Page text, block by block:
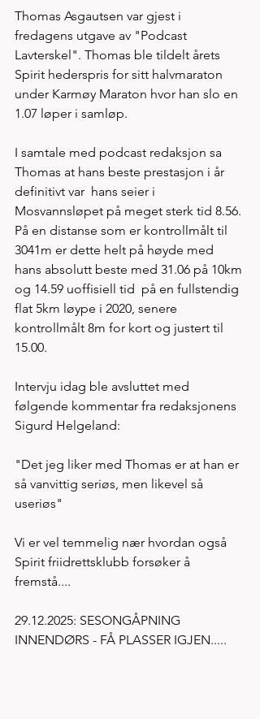
Thomas Asgautsen var gjest i
fredagens utgave av "Podcast
Lavterskel". Thomas ble tildelt årets
Spirit hederspris for sitt halvmaraton
under Karmøy Maraton hvor han slo en
1.07 løper i samløp.
I samtale med podcast redaksjon sa
Thomas at hans beste prestasjon i år
definitivt var  hans seier i
Mosvannsløpet på meget sterk tid 8.56.
På en distanse som er kontrollmålt til
3041m er dette helt på høyde med
hans absolutt beste med 31.06 på 10km
og 14.59 uoffisiell tid  på en fullstendig
flat 5km løype i 2020, senere
kontrollmålt 8m for kort og justert til
15.00.
Intervju idag ble avsluttet med
følgende kommentar fra redaksjonens
Sigurd Helgeland:
"Det jeg liker med Thomas er at han er
så vanvittig seriøs, men likevel så
useriøs"
Vi er vel temmelig nær hvordan også
Spirit friidrettsklubb forsøker å
fremstå....
29.12.2025: SESONGÅPNING
INNENDØRS - FÅ PLASSER IGJEN.....